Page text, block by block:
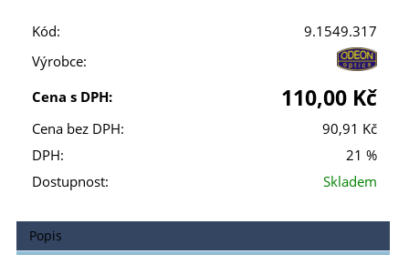
Kód:
9.1549.317
Výrobce:
Cena s DPH:
110,00 Kč
Cena bez DPH:
90,91 Kč
DPH:
21 %
Dostupnost:
Skladem
Popis